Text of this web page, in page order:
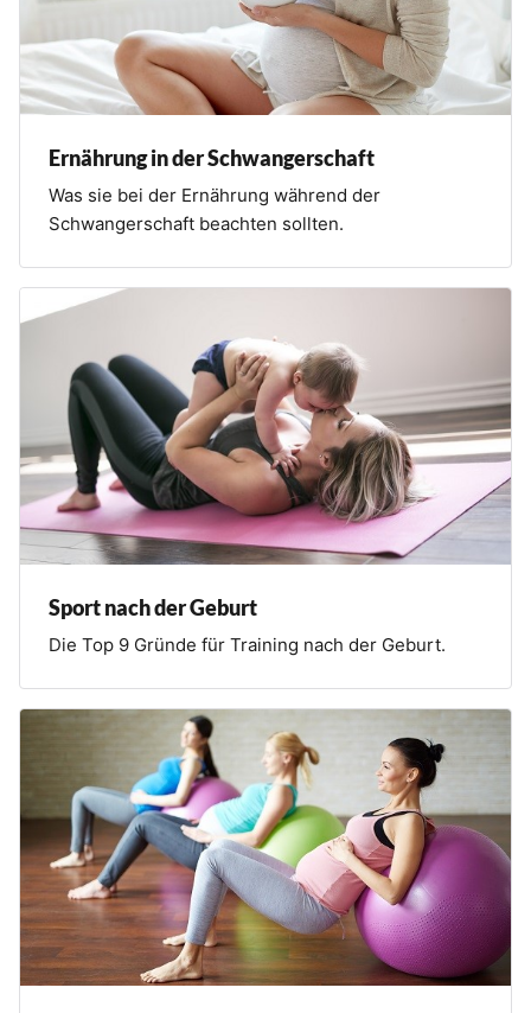
Ernährung in der Schwangerschaft
Was sie bei der Ernährung während der
Schwangerschaft beachten sollten.
Sport nach der Geburt
Die Top 9 Gründe für Training nach der Geburt.